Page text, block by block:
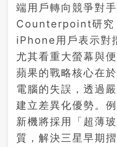
端用戶轉向競爭對
Counterpoint研究
iPhone用戶表示對
尤其看重大螢幕與
蘋果的戰略核心在
電腦的失誤，透過
建立差異化優勢。
新機將採用「超薄
質，解決三星早期